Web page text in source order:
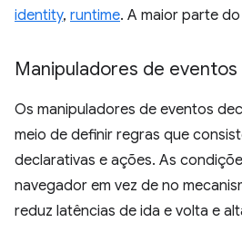
identity, runtime. A maior parte do
Manipuladores de
Os manipuladores de eventos
meio de definir regras que
declarativas e ações. As
navegador em vez de no
reduz latências de ida e volta e